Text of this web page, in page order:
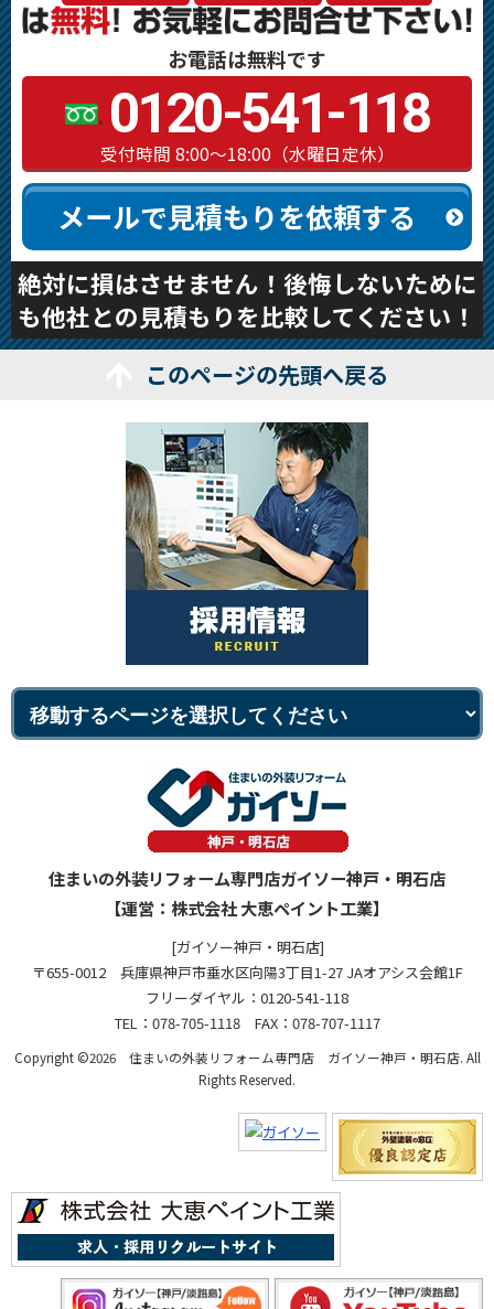
お電話は無料です
0120-541-118
受付時間 8:00～18:00（水曜日定休）
メールで見積もりを依頼する
絶対に損はさせません！後悔しないために
も他社との見積もりを比較してください！
このページの先頭へ戻る
住まいの外装リフォーム専門店ガイソー神戸・明石店
【運営：株式会社 大恵ペイント工業】
[ガイソー神戸・明石店]
〒655-0012 兵庫県神戸市垂水区向陽3丁目1-27 JAオアシス会館1F
フリーダイヤル：0120-541-118
TEL：078-705-1118 FAX：078-707-1117
Copyright ©2026 住まいの外装リフォーム専門店 ガイソー神戸・明石店. All
Rights Reserved.